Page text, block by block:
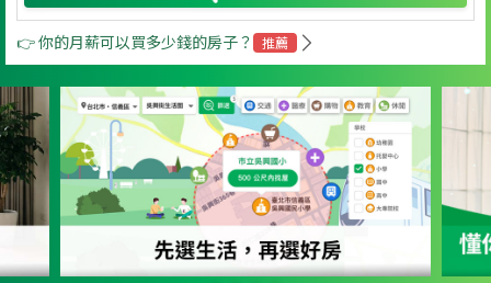
👉 你的月薪可以買多少錢的房子？ 推薦